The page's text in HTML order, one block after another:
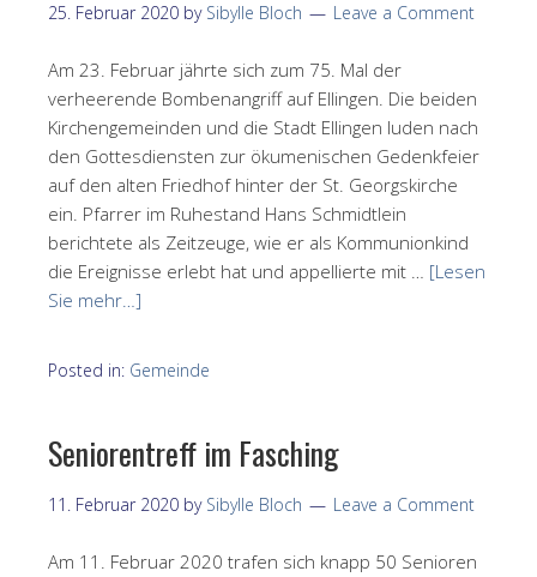
25. Februar 2020 by Sibylle Bloch Leave a Comment
Am 23. Februar jährte sich zum 75. Mal der
verheerende Bombenangriff auf Ellingen. Die beiden
Kirchengemeinden und die Stadt Ellingen luden nach
den Gottesdiensten zur ökumenischen Gedenkfeier
auf den alten Friedhof hinter der St. Georgskirche
ein. Pfarrer im Ruhestand Hans Schmidtlein
berichtete als Zeitzeuge, wie er als Kommunionkind
die Ereignisse erlebt hat und appellierte mit … [Lesen
Sie mehr…]
Posted in: Gemeinde
Seniorentreff im Fasching
11. Februar 2020 by Sibylle Bloch Leave a Comment
Am 11. Februar 2020 trafen sich knapp 50 Senioren